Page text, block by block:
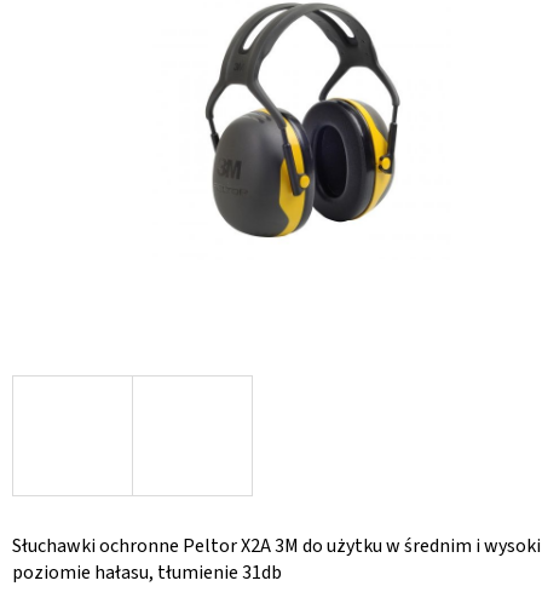
Słuchawki ochronne Peltor X2A 3M do użytku w średnim i
poziomie hałasu, tłumienie 31db